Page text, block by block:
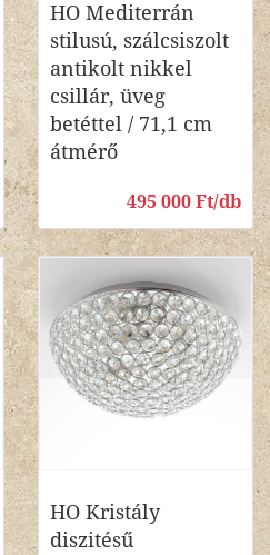
HO Mediterrán
stilusú, szálcsiszolt
antikolt nikkel
csillár, üveg
betéttel / 71,1 cm
átmérő
495 000 Ft/db
HO Kristály
diszitésű